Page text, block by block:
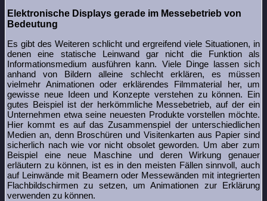
Elektronische Displays gerade im Messebetrieb von
Bedeutung
Es gibt des Weiteren schlicht und ergreifend viele Situationen, in
denen eine statische Leinwand gar nicht die Funktion als
Informationsmedium ausführen kann. Viele Dinge lassen sich
anhand von Bildern alleine schlecht erklären, es müssen
vielmehr Animationen oder erklärendes Filmmaterial her, um
gewisse neue Ideen und Konzepte verstehen zu können. Ein
gutes Beispiel ist der herkömmliche Messebetrieb, auf der ein
Unternehmen etwa seine neuesten Produkte vorstellen möchte.
Hier kommt es auf das Zusammenspiel der unterschiedlichen
Medien an, denn Broschüren und Visitenkarten aus Papier sind
sicherlich nach wie vor nicht obsolet geworden. Um aber zum
Beispiel eine neue Maschine und deren Wirkung genauer
erläutern zu können, ist es in den meisten Fällen sinnvoll, auch
auf Leinwände mit Beamern oder Messewänden mit integrierten
Flachbildschirmen zu setzen, um Animationen zur Erklärung
verwenden zu können.